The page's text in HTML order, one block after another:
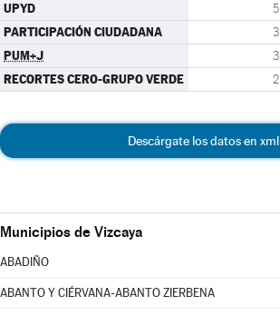
UPYD 5
PARTICIPACIÓN CIUDADANA 3
PUM+J 3
RECORTES CERO-GRUPO VERDE 2
Descárgate los datos en xml
Municipios de Vizcaya
ABADIÑO
ABANTO Y CIÉRVANA-ABANTO ZIERBENA